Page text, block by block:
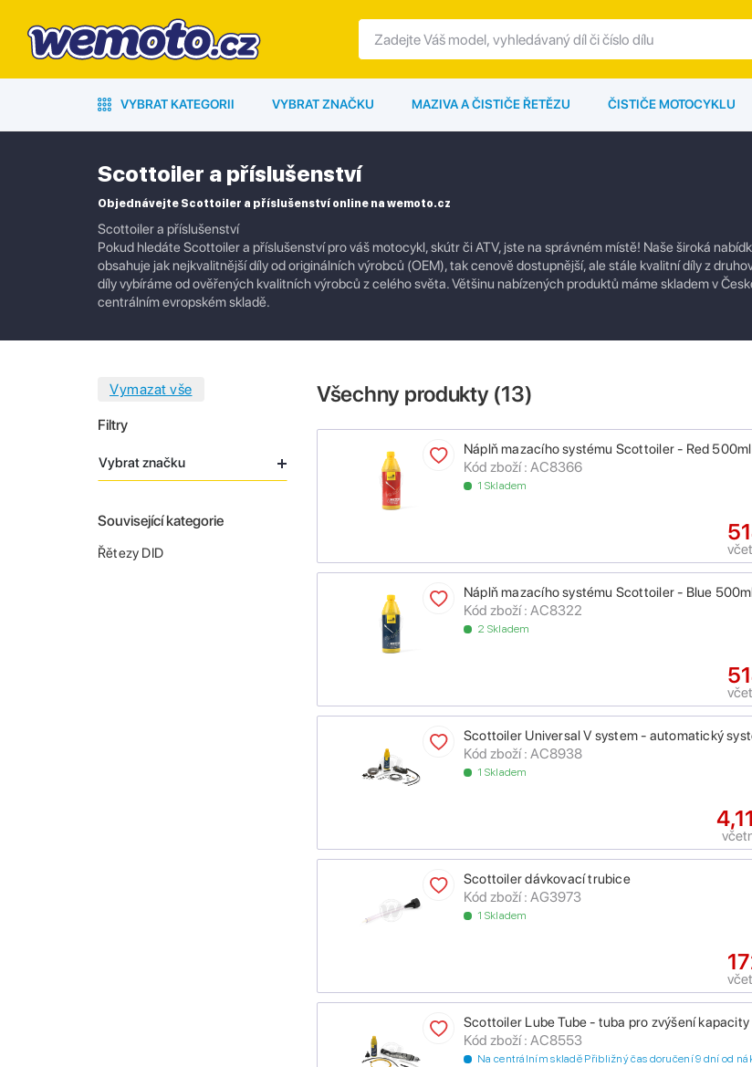
VYBRAT KATEGORII VYBRAT ZNAČKU MAZIVA A ČISTIČE ŘETĚZU ČISTIČE MOTOCYKLU
Scottoiler a příslušenství
Objednávejte Scottoiler a příslušenství online na wemoto.cz
Scottoiler a příslušenství
Pokud hledáte Scottoiler a příslušenství pro váš motocykl, skútr či ATV, jste na správném místě! Naše široká
obsahuje jak nejkvalitnější díly od originálních výrobců (OEM), tak cenově dostupnější, ale stále kvalitní díly z
díly vybíráme od ověřených kvalitních výrobců z celého světa. Většinu nabízených produktů máme skladem v
centrálním evropském skladě.
Filtry
Vybrat značku
Související kategorie
Řětezy DID
Všechny produkty (13)
Náplň mazacího systému Scottoiler - Red 500ml
Kód zboží : AC8366
1 Skladem
Náplň mazacího systému Scottoiler - Blue 500ml
Kód zboží : AC8322
2 Skladem
Scottoiler Universal V system - automatický
Kód zboží : AC8938
1 Skladem
Scottoiler dávkovací trubice
Kód zboží : AG3973
1 Skladem
Scottoiler Lube Tube - tuba pro zvýšení kapacity
Kód zboží : AC8553
Na centrálním skladě Přibližný čas doručení 9 dní od